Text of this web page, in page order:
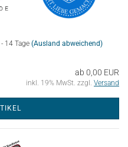
14 Tage (Ausland abweichend)
ab 0,00 EUR
inkl. 19% MwSt. zzgl. Versand